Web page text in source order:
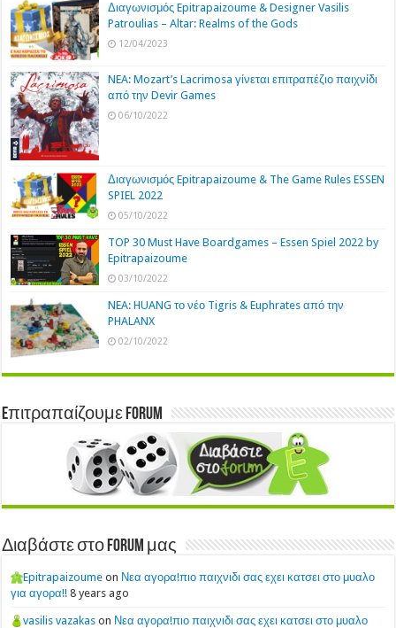
Διαγωνισμός Epitrapaizoume & Designer Vasilis
Patroulias – Altar: Realms of the Gods
12/04/2023
NEA: Mozart’s Lacrimosa γίνεται επιτραπέζιο παιχνίδι
από την Devir Games
06/10/2022
Διαγωνισμός Epitrapaizoume & The Game Rules ESSEN
SPIEL 2022
05/10/2022
TOP 30 Must Have Boardgames – Essen Spiel 2022 by
Epitrapaizoume
03/10/2022
NEA: HUANG το νέο Tigris & Euphrates από την
PHALANX
02/10/2022
Eπιτραπαίζουμε Forum
Διαβάστε στο Forum μας
Epitrapaizoume on Νεα αγορα!πιο παιχνιδι σας εχει κατσει στο μυαλο
για αγορα!! 8 years ago
vasilis vazakas on Νεα αγορα!πιο παιχνιδι σας εχει κατσει στο μυαλο